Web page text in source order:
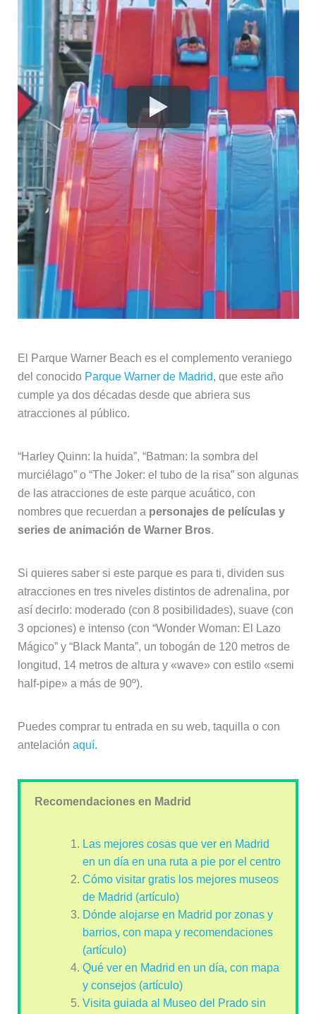
El Parque Warner Beach es el complemento veraniego
del conocido Parque Warner de Madrid, que este año
cumple ya dos décadas desde que abriera sus
atracciones al público.
“Harley Quinn: la huida”, “Batman: la sombra del
murciélago” o “The Joker: el tubo de la risa” son algunas
de las atracciones de este parque acuático, con
nombres que recuerdan a personajes de películas y
series de animación de Warner Bros.
Si quieres saber si este parque es para ti, dividen sus
atracciones en tres niveles distintos de adrenalina, por
así decirlo: moderado (con 8 posibilidades), suave (con
3 opciones) e intenso (con “Wonder Woman: El Lazo
Mágico” y “Black Manta”, un tobogán de 120 metros de
longitud, 14 metros de altura y «wave» con estilo «semi
half-pipe» a más de 90º).
Puedes comprar tu entrada en su web, taquilla o con
antelación aquí.
Recomendaciones en Madrid
Las mejores cosas que ver en Madrid
en un día en una ruta a pie por el centro
Cómo visitar gratis los mejores museos
de Madrid (artículo)
Dónde alojarse en Madrid por zonas y
barrios, con mapa y recomendaciones
(artículo)
Qué ver en Madrid en un día, con mapa
y consejos (artículo)
Visita guiada al Museo del Prado sin